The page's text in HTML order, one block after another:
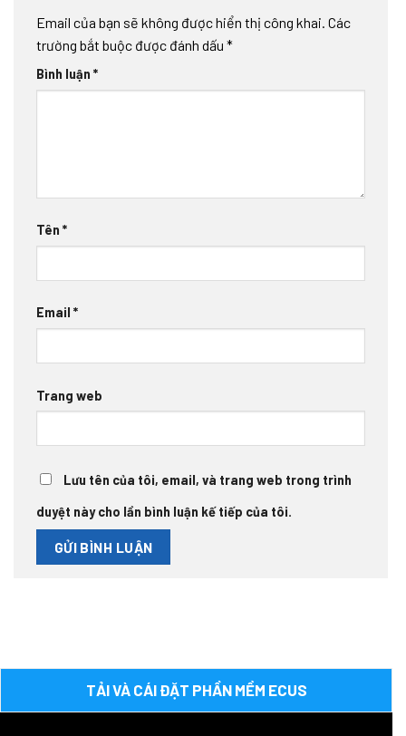
Email của bạn sẽ không được hiển thị công khai. Các
trường bắt buộc được đánh dấu *
Bình luận *
Tên *
Email *
Trang web
Lưu tên của tôi, email, và trang web trong trình
duyệt này cho lần bình luận kế tiếp của tôi.
TẢI VÀ CÁI ĐẶT PHẦN MỀM ECUS